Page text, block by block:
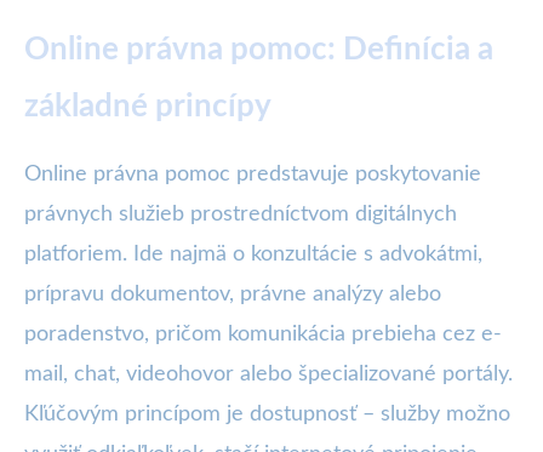
Online právna pomoc: Definícia a
základné princípy
Online právna pomoc predstavuje poskytovanie
právnych služieb prostredníctvom digitálnych
platforiem. Ide najmä o konzultácie s advokátmi,
prípravu dokumentov, právne analýzy alebo
poradenstvo, pričom komunikácia prebieha cez e-
mail, chat, videohovor alebo špecializované portály.
Kľúčovým princípom je dostupnosť – služby možno